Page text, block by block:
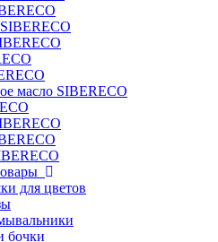
масло SIBERECO
для цветов
бочки